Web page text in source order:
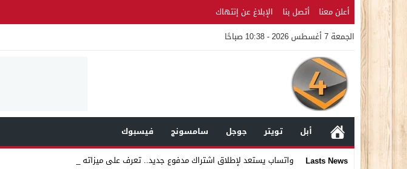
أعلن معنا أتصل بنا
الإبلاغ عن إنتهاك
الجمعة 7 أغسطس 2026 - 10:38 صباحًا
أبل تويتر جوجل سامسونج
فيسبوك
Lasts News
واتساب يستعد لإطلاق اشتراك مدفوع جديد.. تعرف على ميزاته